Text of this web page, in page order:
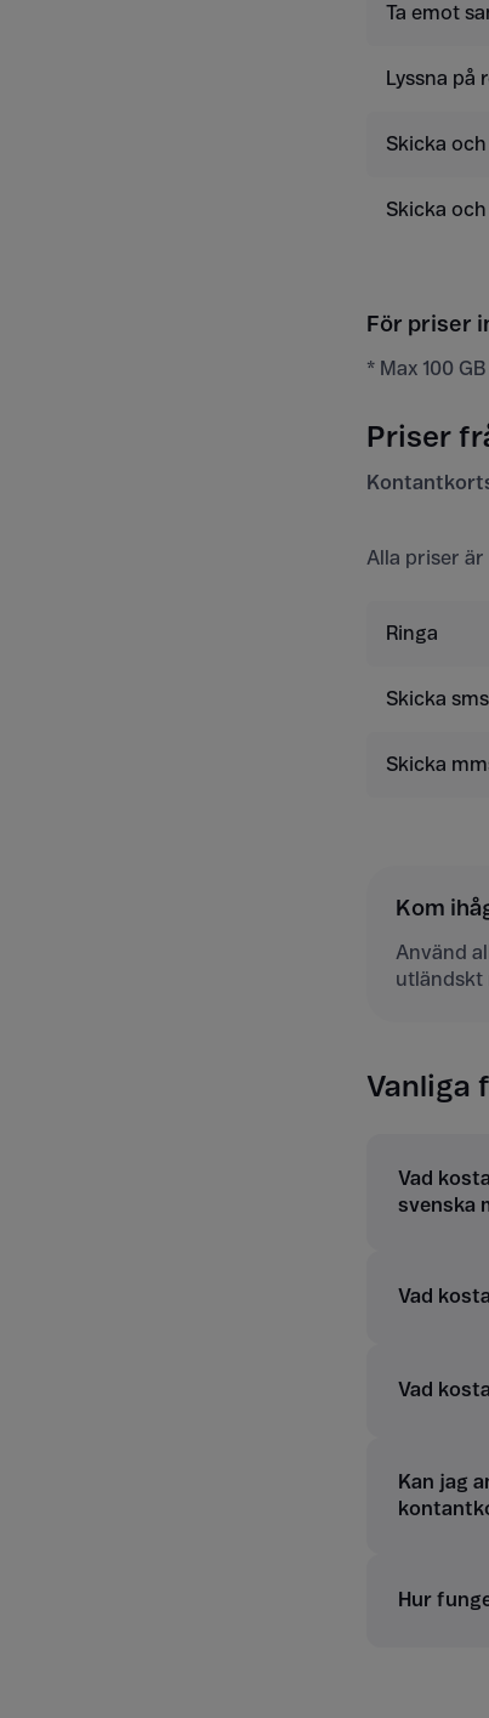
Ta emot
Lyssna på
Skicka
Skicka
För priser
* Max 100
Priser
Alla priser
Ringa
Skicka sms
Skicka
Kom
Använd
utländskt
Vanliga
Vad
svenska
Vad
Vad
Kan jag
Hur